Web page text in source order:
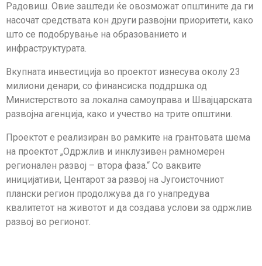
Радовиш. Овие заштеди ќе овозможат општините да ги
насочат средствата кон други развојни приоритети, како
што се подобрување на образованието и
инфраструктурата.
Вкупната инвестиција во проектот изнесува околу 23
милиони денари, со финансиска поддршка од
Министерството за локална самоуправа и Швајцарската
развојна агенција, како и учество на трите општини.
Проектот е реализиран во рамките на грантовата шема
на проектот „Одржлив и инклузивен рамномерен
регионален развој – втора фаза.“ Со ваквите
иницијативи, Центарот за развој на Југоисточниот
плански регион продолжува да го унапредува
квалитетот на животот и да создава услови за одржлив
развој во регионот.